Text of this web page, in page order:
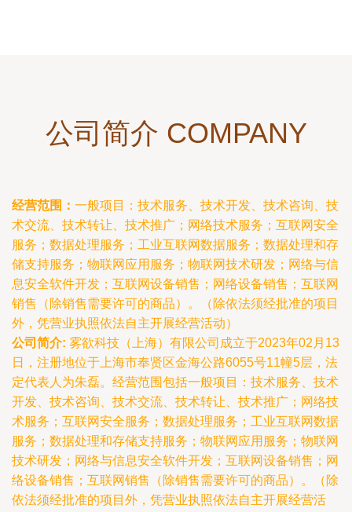
公司简介 COMPANY
经营范围： 一般项目：技术服务、技术开发、技术咨询、技
术交流、技术转让、技术推广；网络技术服务；互联网安全
服务；数据处理服务；工业互联网数据服务；数据处理和存
储支持服务；物联网应用服务；物联网技术研发；网络与信
息安全软件开发；互联网设备销售；网络设备销售；互联网
销售（除销售需要许可的商品）。（除依法须经批准的项目
外，凭营业执照依法自主开展经营活动）
公司简介: 雾欲科技（上海）有限公司成立于2023年02月13
日，注册地位于上海市奉贤区金海公路6055号11幢5层，法
定代表人为朱磊。经营范围包括一般项目：技术服务、技术
开发、技术咨询、技术交流、技术转让、技术推广；网络技
术服务；互联网安全服务；数据处理服务；工业互联网数据
服务；数据处理和存储支持服务；物联网应用服务；物联网
技术研发；网络与信息安全软件开发；互联网设备销售；网
络设备销售；互联网销售（除销售需要许可的商品）。（除
依法须经批准的项目外，凭营业执照依法自主开展经营活